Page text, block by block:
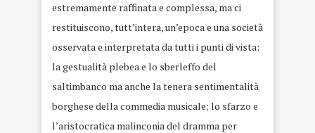
estremamente raffinata e complessa, ma ci
restituiscono, tutt’intera, un’epoca e una società
osservata e interpretata da tutti i punti di vista:
la gestualità plebea e lo sberleffo del
saltimbanco ma anche la tenera sentimentalità
borghese della commedia musicale; lo sfarzo e
l’aristocratica malinconia del dramma per